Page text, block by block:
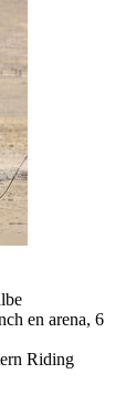
en arena, 6
Riding